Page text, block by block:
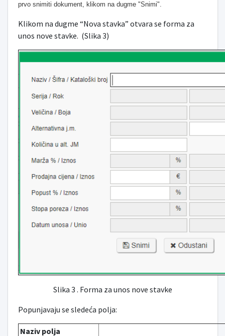
prvo snimiti dokument, klikom na dugme "Snimi".
Klikom na dugme “Nova stavka” otvara se forma za
unos nove stavke. (Slika 3)
Slika 3 . Forma za unos nove stavke
Popunjavaju se sledeća polja:
Naziv polja